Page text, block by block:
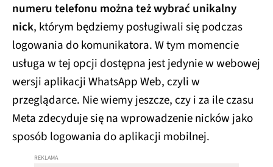
numeru telefonu można też wybrać unikalny
nick, którym będziemy posługiwali się podczas
logowania do komunikatora. W tym momencie
usługa w tej opcji dostępna jest jedynie w webowej
wersji aplikacji WhatsApp Web, czyli w
przeglądarce. Nie wiemy jeszcze, czy i za ile czasu
Meta zdecyduje się na wprowadzenie nicków jako
sposób logowania do aplikacji mobilnej.